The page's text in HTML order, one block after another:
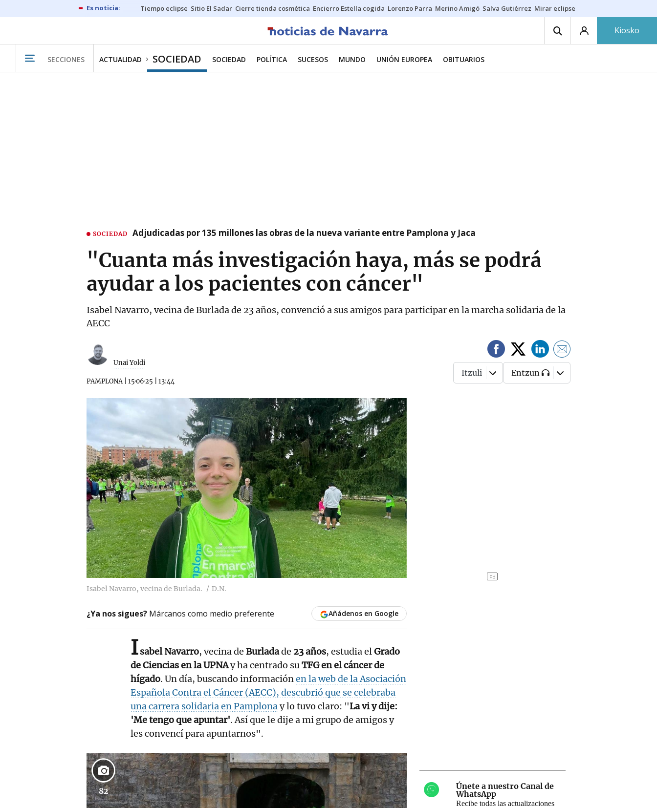
Tiempo eclipse Sitio El Sadar Cierre tienda cosmética Encierro Estella cogida Lorenzo Parra Merino Amigó Salva Gutiérrez Mirar eclipse
Kiosko
SECCIONES ACTUALIDAD SOCIEDAD SOCIEDAD POLÍTICA SUCESOS MUNDO UNIÓN EUROPEA OBITUARIOS
SOCIEDAD Adjudicadas por 135 millones las obras de la nueva variante entre Pamplona y Jaca
"Cuanta más investigación haya, más se podrá
ayudar a los pacientes con cáncer"
Isabel Navarro, vecina de Burlada de 23 años, convenció a sus amigos para participar en la marcha solidaria de la
AECC
Unai Yoldi
PAMPLONA| 15·06·25 13:44
Itzuli Entzun
Isabel Navarro, vecina de Burlada. D.N.
¿Ya nos sigues? Márcanos como medio preferente Añádenos en Google
Isabel Navarro, vecina de Burladade 23 años, estudia elGrado
de Ciencias en la UPNAy ha centrado suTFG en el cáncer de
hígado. Un día, buscando informaciónen la web de la Asociación
Española Contra el Cáncer (AECC), descubrió que se celebraba
una carrera solidaria en Pamplonay lo tuvo claro: "La vi y dije:
'Me tengo que apuntar'. Así que le dije a mi grupo de amigos y
les convencí para apuntarnos".
82
Únete a nuestro Canal de
WhatsApp
Recibe todas las actualizaciones